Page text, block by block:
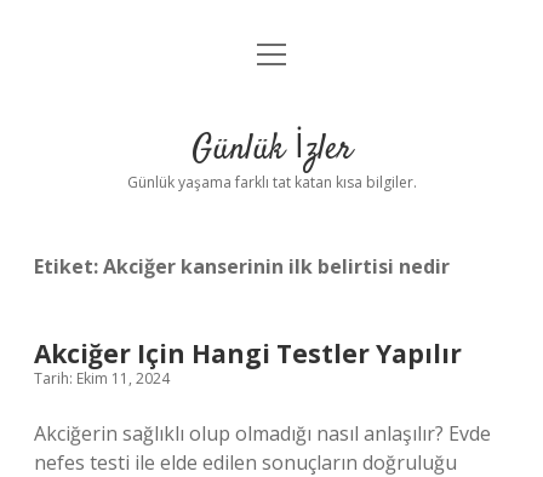
Anasayfa
Yasal Uyarı
menüyü
Günlük İzler
Günlük yaşama farklı tat katan kısa bilgiler.
Etiket:Akciğer kanserinin ilk belirtisi nedir
Akciğer Için Hangi Testler Yapılır
Tarih: Ekim 11, 2024
Akciğerin sağlıklı olup olmadığı nasıl anlaşılır? Evde
nefes testi ile elde edilen sonuçların doğruluğu